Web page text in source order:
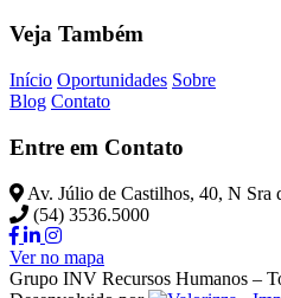
Alegre)
no
Facebook
Alegre)
LinkedIn
Alegre)
WhatsApp
Veja Também
Início Oportunidades Sobre
Blog Contato
Entre em Contato
Av. Júlio de Castilhos, 40, N Sra
(54) 3536.5000
Ver no mapa
Grupo INV Recursos Humanos –